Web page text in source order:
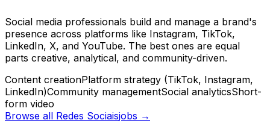
Social media professionals build and manage a brand's
presence across platforms like Instagram, TikTok,
LinkedIn, X, and YouTube. The best ones are equal
parts creative, analytical, and community-driven.
Content creationPlatform strategy (TikTok, Instagram,
LinkedIn)Community managementSocial analyticsShort-
form video
Browse all Redes Sociaisjobs →